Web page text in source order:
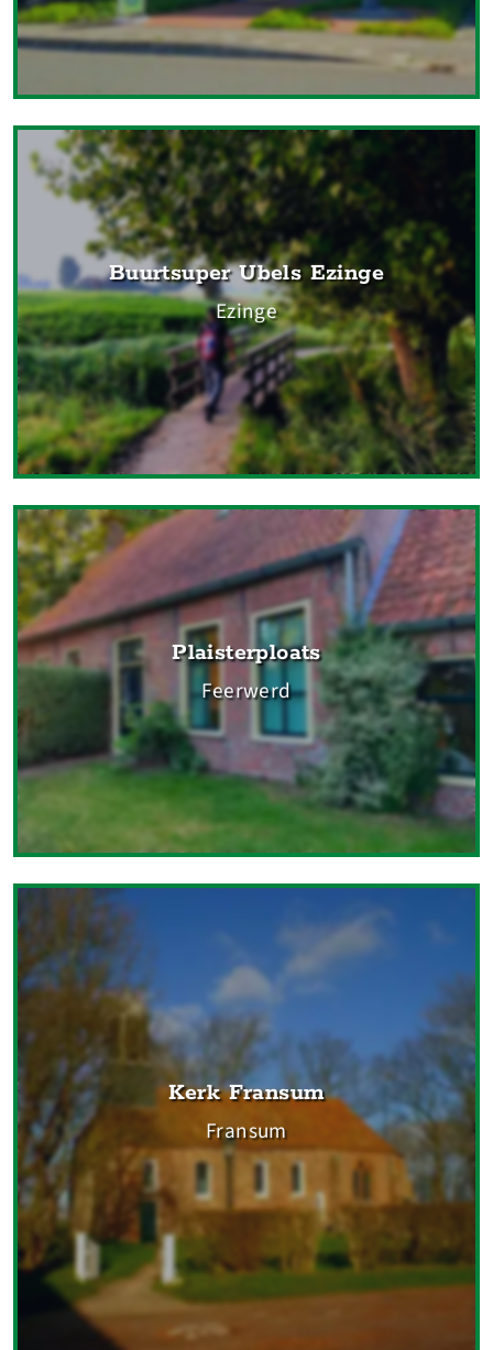
Buurtsuper Ubels Ezinge
Ezinge
Plaisterploats
Feerwerd
Kerk Fransum
Fransum